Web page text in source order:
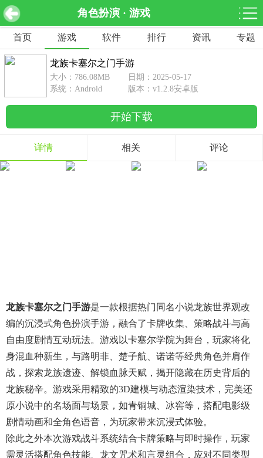
角色扮演 · 游戏
网游分类 软件分类
休闲益智
462款游戏
赛车竞速
122款游戏
1642款游戏
动作射击
351款游戏
69款游戏
经营养成
策略塔防
冒险解谜
首页 游戏 软件 排行 资讯 专题
龙族卡塞尔之门手游 v1.2.8安卓版 下载
龙族卡塞尔之门手游
大小：786.08MB
日期：2025-05-17
系统：Android
版本：v1.2.8安卓版
开始下载
详情 相关 评论
龙族卡塞尔之门手游是一款根据热门同名小说龙族世界观改
编的沉浸式角色扮演手游，融合了卡牌收集、策略战斗与高
自由度剧情互动玩法。游戏以卡塞尔学院为舞台，玩家将化
身混血种新生，与路明非、楚子航、诺诺等经典角色并肩作
战，探索龙族遗迹、解锁血脉天赋，揭开隐藏在历史背后的
龙族秘辛。游戏采用精致的3D建模与动态渲染技术，完美还
原小说中的名场面与场景，如青铜城、冰窖等，搭配电影级
剧情动画和全角色语音，为玩家带来沉浸式体验。
除此之外本次游戏战斗系统结合卡牌策略与即时操作，玩家
需灵活搭配角色技能、龙文咒术和言灵组合，应对不同类型